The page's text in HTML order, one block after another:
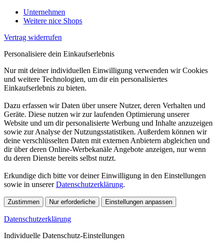
Unternehmen
Weitere nice Shops
Vertrag widerrufen
Personalisiere dein Einkaufserlebnis
Nur mit deiner individuellen Einwilligung verwenden wir Cookies
und weitere Technologien, um dir ein personalisiertes
Einkaufserlebnis zu bieten.
Dazu erfassen wir Daten über unsere Nutzer, deren Verhalten und
Geräte. Diese nutzen wir zur laufenden Optimierung unserer
Website und um dir personalisierte Werbung und Inhalte anzuzeigen
sowie zur Analyse der Nutzungsstatistiken. Außerdem können wir
deine verschlüsselten Daten mit externen Anbietern abgleichen und
dir über deren Online-Werbekanäle Angebote anzeigen, nur wenn
du deren Dienste bereits selbst nutzt.
Erkundige dich bitte vor deiner Einwilligung in den Einstellungen
sowie in unsererDatenschutzerklärung.
Zustimmen Nur erforderliche Einstellungen anpassen
Datenschutzerklärung
Individuelle Datenschutz-Einstellungen